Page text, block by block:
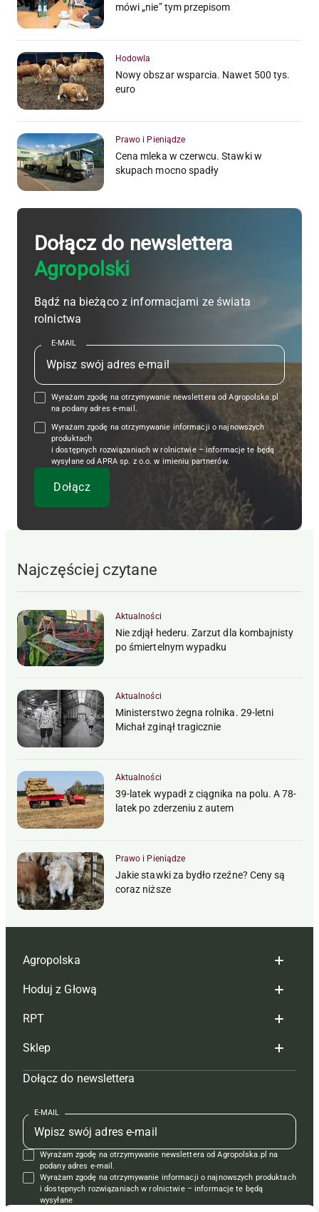
mówi „nie” tym przepisom
Hodowla
Nowy obszar wsparcia. Nawet 500 tys.
euro
Prawo i Pieniądze
Cena mleka w czerwcu. Stawki w
skupach mocno spadły
Dołącz do newslettera
Agropolski
Bądź na bieżąco z informacjami ze świata
rolnictwa
E-MAIL
Wyrażam zgodę na otrzymywanie newslettera od Agropolska.pl
na podany adres e-mail.
Wyrażam zgodę na otrzymywanie informacji o najnowszych
produktach
i dostępnych rozwiązaniach w rolnictwie – informacje te będą
wysyłane od APRA sp. z o.o. w imieniu partnerów.
Najczęściej czytane
Aktualności
Nie zdjął hederu. Zarzut dla kombajnisty
po śmiertelnym wypadku
Aktualności
Ministerstwo żegna rolnika. 29-letni
Michał zginął tragicznie
Aktualności
39-latek wypadł z ciągnika na polu. A 78-
latek po zderzeniu z autem
Prawo i Pieniądze
Jakie stawki za bydło rzeźne? Ceny są
coraz niższe
Agropolska
Redakcja
Reklama
Tagi
Mapa serwisu
Kontakt
Regulamin
Polityka prywatności
Hoduj z Głową
Hoduj z głową bydło
Hoduj z głową świnie
Prenumerata
Redakcja
Kontakt
Reklama
RPT
Redakcja
Prenumerata
Reklama
Kontakt
Krzyżówki
Sklep
Czasopisma i prenumerata
Książki
Regulamin
Dołącz do newslettera
E-MAIL
Wyrażam zgodę na otrzymywanie newslettera od Agropolska.pl na
podany adres e-mail.
Wyrażam zgodę na otrzymywanie informacji o najnowszych produktach
i dostępnych rozwiązaniach w rolnictwie – informacje te będą
wysyłane